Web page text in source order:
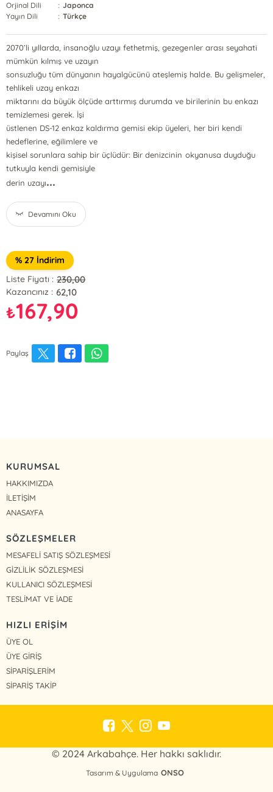
Orjinal Dili
: Japonca
Yayın Dili
: Türkçe
2070’li yıllarda, insanoğlu uzayı fethetmiş, gezegenler arası seyahati
mümkün kılmış ve uzayın
sonsuzluğu tüm dünyanın hayalgücünü ateşlemiş halde. Bu gelişmeler,
tehlikeli uzay enkazı
miktarını da büyük ölçüde arttırmış durumda ve birilerinin bu enkazı
temizlemesi gerek. İşi
üstlenen DS-12 enkaz kaldırma gemisi ekip üyeleri, her biri kendi
hedeflerine, eğilimlere ve
kişisel sorunlara sahip bir üçlüdür: Bir denizcinin okyanusa duyduğu
tutkuyla kendi gemisiyle
derin uzayı...
Devamını Oku
% 27 İndirim
Liste Fiyatı : 230,00
Kazancınız : 62,10
₺167,90
Paylaş
KURUMSAL
HAKKIMIZDA
İLETİŞİM
ANASAYFA
SÖZLEŞMELER
MESAFELİ SATIŞ SÖZLEŞMESİ
GİZLİLİK SÖZLEŞMESİ
KULLANICI SÖZLEŞMESİ
TESLİMAT VE İADE
HIZLI ERİŞİM
ÜYE OL
ÜYE GİRİŞ
SİPARİŞLERİM
SİPARİŞ TAKİP
© 2024 Arkabahçe. Her hakkı saklıdır.
Tasarım & Uygulama ONSO